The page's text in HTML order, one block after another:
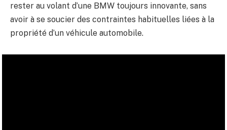
rester au volant d’une BMW toujours innovante, sans
avoir à se soucier des contraintes habituelles liées à la
propriété d’un véhicule automobile.